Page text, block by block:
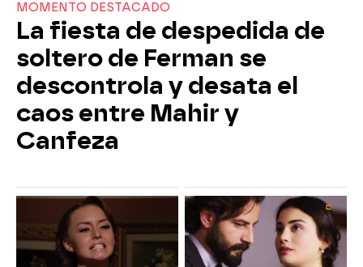
MOMENTO DESTACADO
La fiesta de despedida de
soltero de Ferman se
descontrola y desata el
caos entre Mahir y
Canfeza